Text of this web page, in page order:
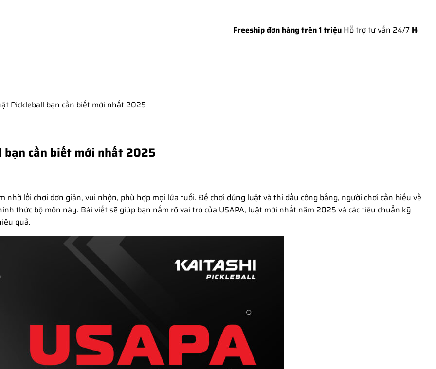
Freeship đơn hàng trên 1 triệuHỗ trợ tư vấn 24/7Hotline: 0924
Pickleball bạn cần biết mới nhất 2025
bạn cần biết mới nhất 2025
lối chơi đơn giản, vui nhộn, phù hợp mọi lứa tuổi. Để chơi đúng luật và thi đấu công bằng, người chơi cần hiểu về
thức bộ môn này. Bài viết sẽ giúp bạn nắm rõ vai trò của USAPA, luật mới nhất năm 2025 và các tiêu chuẩn kỹ
quả.